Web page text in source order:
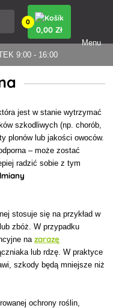
9:00 - 16:00
0
0,00 Zł
Menu
jest w stanie wytrzymać
szkodliwych (np. chorób,
plonów lub jakości owoców.
– może zostać
radzić sobie z tym
stosuje się na przykład w
zbóż. W przypadku
nazarazę
lub rdzę. W praktyce
szkody będą mniejsze niż
ochrony roślin,